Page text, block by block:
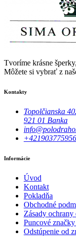
Tvoríme krásne
Môžete si vybrať z
Kontakty
Topolčianska
921 01 Banka
+421903775956
Informácie
Úvod
Kontakt
Pokladňa
Obchodné
Zásady
Puncové
Odstúpenie od